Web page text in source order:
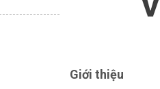
Giới thiệu